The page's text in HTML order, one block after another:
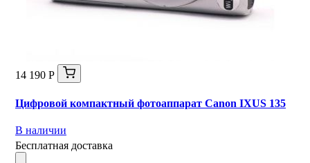
14 190 Р
Цифровой компактный фотоаппарат Canon IXUS 135
В наличии
Бесплатная доставка